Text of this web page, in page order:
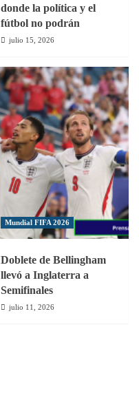
donde la política y el
fútbol no podrán
julio 15, 2026
Mundial FIFA 2026
Doblete de Bellingham
llevó a Inglaterra a
Semifinales
julio 11, 2026